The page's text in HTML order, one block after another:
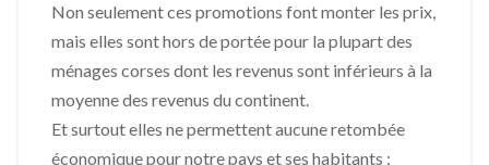
Non seulement ces promotions font monter les prix,
mais elles sont hors de portée pour la plupart des
ménages corses dont les revenus sont inférieurs à la
moyenne des revenus du continent.
Et surtout elles ne permettent aucune retombée
économique pour notre pays et ses habitants :